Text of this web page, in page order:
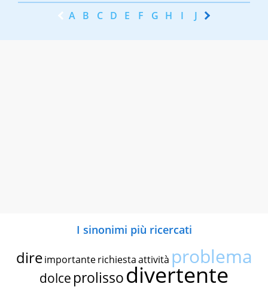
A B C D E F G H I J K
I sinonimi più ricercati
dire importante richiestaattività problema
dolce prolissodivertente